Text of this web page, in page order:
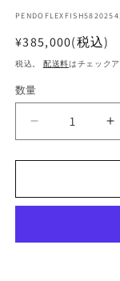
SKU:
通
常
格
¥385,000(税込)
税込。 配送料はチェック
数量
Classic
Fish
数